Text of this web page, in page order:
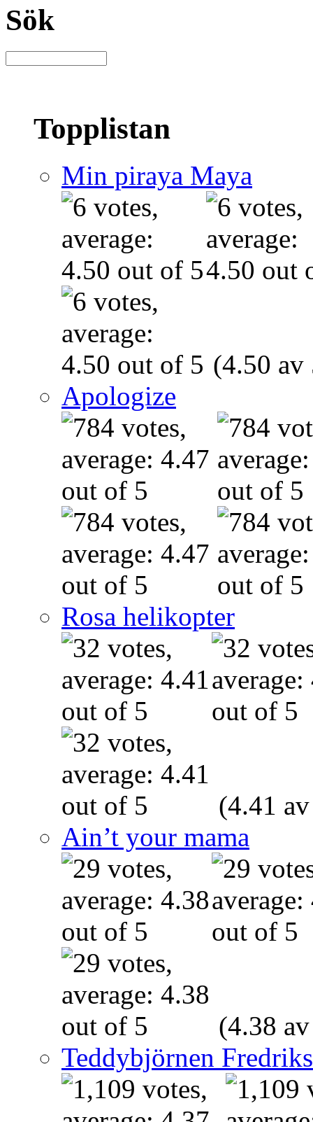
Sök
Topplistan
Min piraya Maya
(4.50 av
Apologize
Rosa helikopter
(4.41
Ain’t your mama
(4.38
Teddybjörnen